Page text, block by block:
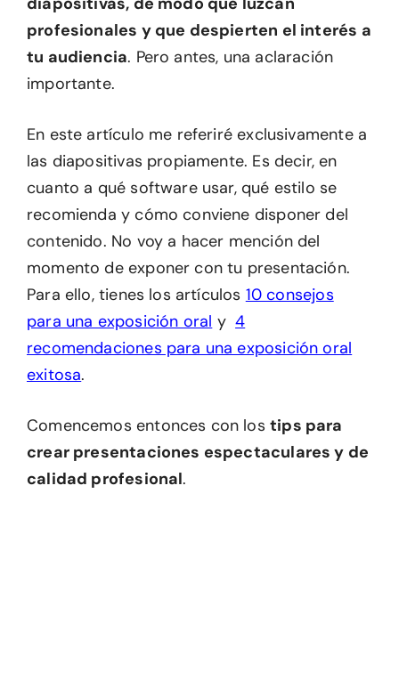
profesionales y que despierten el interés a
tu audiencia. Pero antes, una aclaración
importante.
En este artículo me referiré exclusivamente a
las diapositivas propiamente. Es decir, en
cuanto a qué software usar, qué estilo se
recomienda y cómo conviene disponer del
contenido. No voy a hacer mención del
momento de exponer con tu presentación.
Para ello, tienes los artículos 10 consejos
para una exposición oral y4
recomendaciones para una exposición oral
exitosa.
Comencemos entonces con lostips para
crear presentaciones espectaculares y de
calidad profesional.